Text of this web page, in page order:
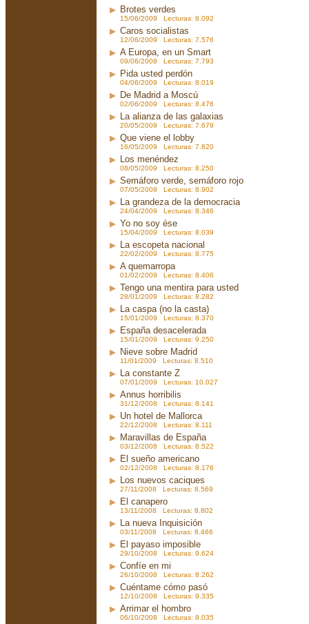
Brotes verdes
15/06/2009 Lecturas: 8.092
Caros socialistas
12/06/2009 Lecturas: 7.576
A Europa, en un Smart
09/06/2009 Lecturas: 7.793
Pida usted perdón
04/06/2009 Lecturas: 8.019
De Madrid a Moscú
02/06/2009 Lecturas: 8.476
La alianza de las galaxias
20/05/2009 Lecturas: 7.679
Que viene el lobby
16/05/2009 Lecturas: 7.820
Los menéndez
08/05/2009 Lecturas: 8.250
Semáforo verde, semáforo rojo
07/05/2009 Lecturas: 8.902
La grandeza de la democracia
24/04/2009 Lecturas: 8.346
Yo no soy ése
15/04/2009 Lecturas: 8.039
La escopeta nacional
22/02/2009 Lecturas: 8.775
A quemarropa
01/02/2009 Lecturas: 8.406
Tengo una mentira para usted
28/01/2009 Lecturas: 8.282
La caspa (no la casta)
15/01/2009 Lecturas: 8.370
España desacelerada
15/01/2009 Lecturas: 9.250
Nieve sobre Madrid
11/01/2009 Lecturas: 8.510
La constante Z
07/01/2009 Lecturas: 10.027
Annus horribilis
31/12/2008 Lecturas: 8.141
Un hotel de Mallorca
22/12/2008 Lecturas: 8.111
Maravillas de España
03/12/2008 Lecturas: 8.522
El sueño americano
02/12/2008 Lecturas: 8.176
Los nuevos caciques
27/11/2008 Lecturas: 8.569
El canapero
13/11/2008 Lecturas: 8.802
La nueva Inquisición
03/11/2008 Lecturas: 8.466
El payaso imposible
29/10/2008 Lecturas: 9.624
Confíe en mi
26/10/2008 Lecturas: 8.262
Cuéntame cómo pasó
12/10/2008 Lecturas: 9.335
Arrimar el hombro
06/10/2008 Lecturas: 8.035